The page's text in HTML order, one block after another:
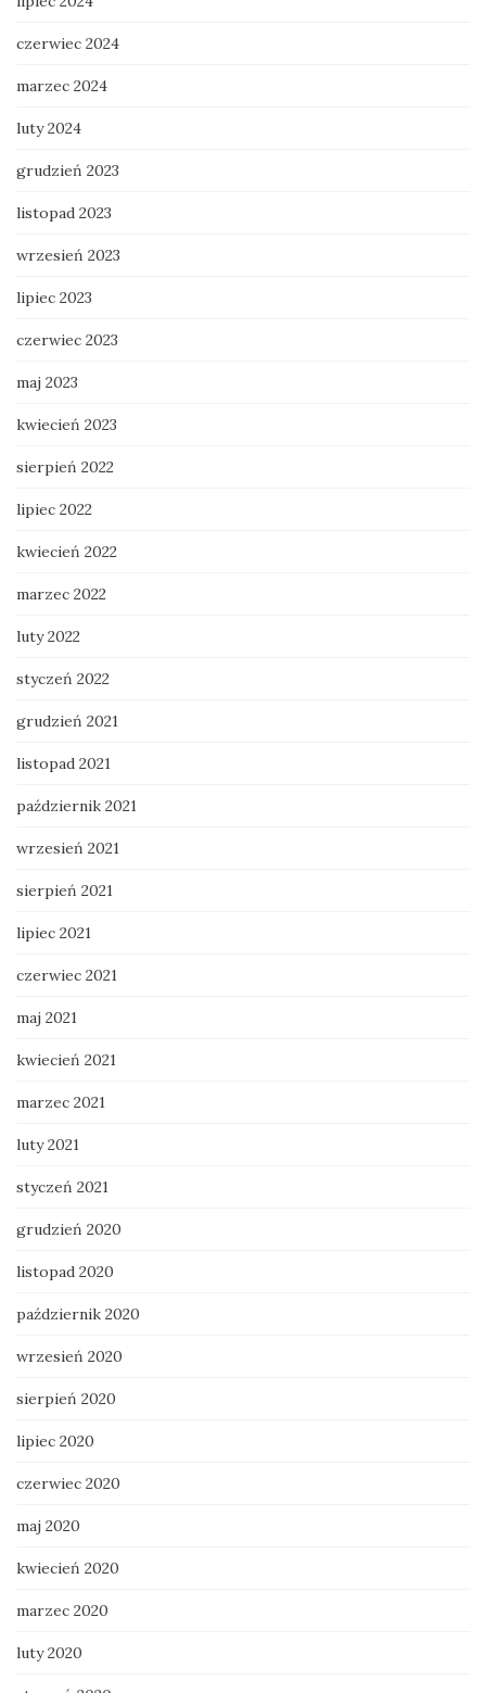
czerwiec 2024
marzec 2024
luty 2024
grudzień 2023
listopad 2023
wrzesień 2023
lipiec 2023
czerwiec 2023
maj 2023
kwiecień 2023
sierpień 2022
lipiec 2022
kwiecień 2022
marzec 2022
luty 2022
styczeń 2022
grudzień 2021
listopad 2021
październik 2021
wrzesień 2021
sierpień 2021
lipiec 2021
czerwiec 2021
maj 2021
kwiecień 2021
marzec 2021
luty 2021
styczeń 2021
grudzień 2020
listopad 2020
październik 2020
wrzesień 2020
sierpień 2020
lipiec 2020
czerwiec 2020
maj 2020
kwiecień 2020
marzec 2020
luty 2020